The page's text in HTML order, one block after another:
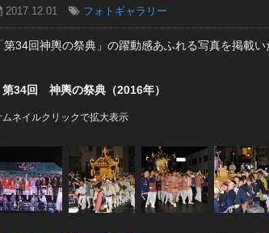
2017.12.01 フォトギャラリー
第34回神輿の祭典」の躍動感あふれる写真を掲載い
第34回 神輿の祭典（2016年）
ムネイルクリックで拡大表示